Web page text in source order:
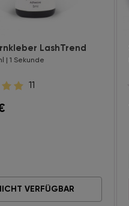
LashTrend
| 1 Sekunde
11
VERFÜGBAR